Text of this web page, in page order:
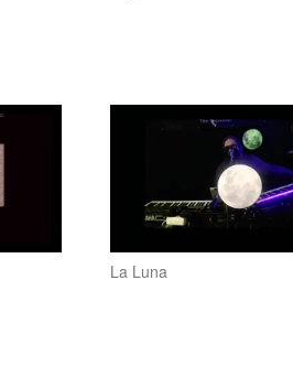
La Luna